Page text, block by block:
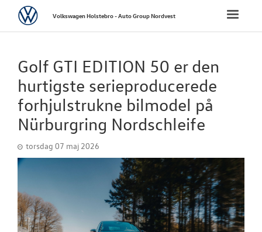
NYE
NYE VAREBILER
VÆRKSTED
Toggle
VolkswagenVolkswagen Holstebro - Auto Group Nordvest
Golf GTI EDITION 50 er den
hurtigste serieproducerede
forhjulstrukne bilmodel på
Nürburgring Nordschleife
torsdag 07 maj 2026